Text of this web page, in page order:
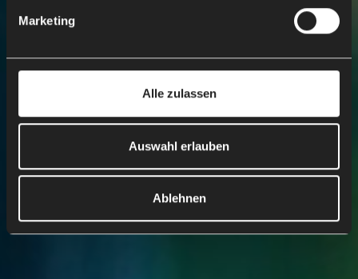
Marketing
Alle zulassen
Auswahl erlauben
Ablehnen